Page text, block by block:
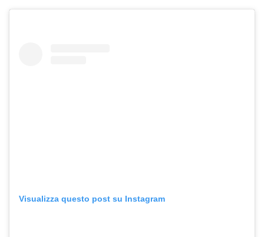
Visualizza questo post su Instagram